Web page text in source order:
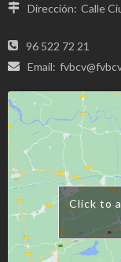
Dirección: Calle
96 522 72 21
Email:
Click to